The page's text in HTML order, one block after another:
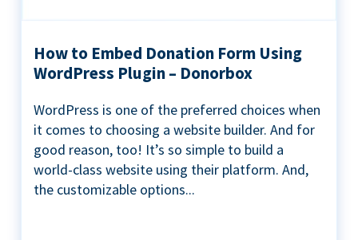
How to Embed Donation Form Using
WordPress Plugin – Donorbox
WordPress is one of the preferred choices when
it comes to choosing a website builder. And for
good reason, too! It’s so simple to build a
world-class website using their platform. And,
the customizable options...